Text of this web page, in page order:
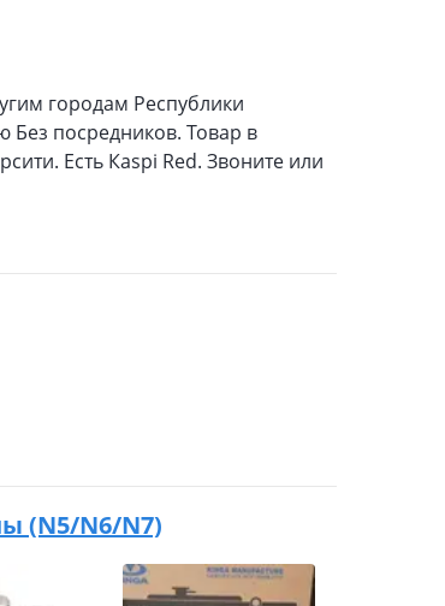
городам Республики
Без посредников. Товар в
Есть Кaspi Red. Звоните или
(N5/N6/N7)